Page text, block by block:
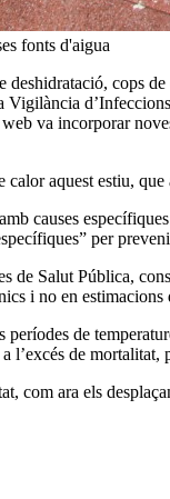
fonts d'aigua
cops
va incorporar
aquest estiu,
causes
per
Salut Pública,
i no en
de
de
ara els